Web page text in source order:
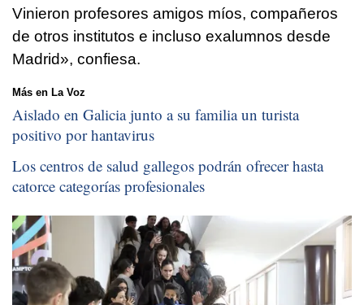
Vinieron profesores amigos míos, compañeros
de otros institutos e incluso exalumnos desde
Madrid», confiesa.
Más en La Voz
Aislado en Galicia junto a su familia un turista
positivo por hantavirus
Los centros de salud gallegos podrán ofrecer hasta
catorce categorías profesionales